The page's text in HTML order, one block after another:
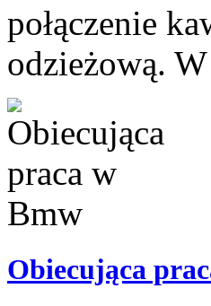
połączenie
odzieżową.
Obiecująca